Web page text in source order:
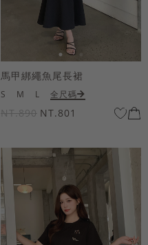
馬甲綁繩魚尾長裙
S M L 全尺碼
NT.890 NT.801